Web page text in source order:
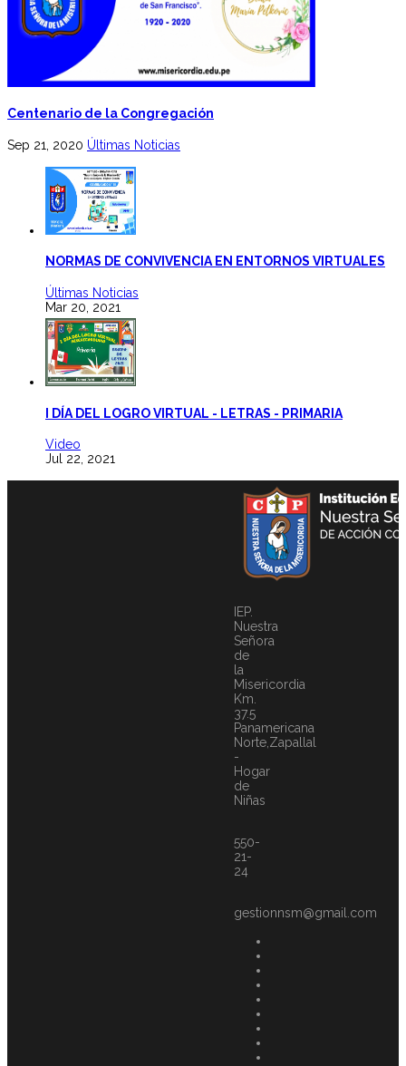
Centenario de la Congregación
Sep 21, 2020 Últimas Noticias
NORMAS DE CONVIVENCIA EN ENTORNOS VIRTUALES
Últimas Noticias
Mar 20, 2021
I DÍA DEL LOGRO VIRTUAL - LETRAS - PRIMARIA
Video
Jul 22, 2021
IEP.
Nuestra
Señora
de
la
Misericordia
Km.
37.5
Panamericana
Norte,Zapallal
-
Hogar
de
Niñas
550-
21-
24
gestionnsm@gmail.com